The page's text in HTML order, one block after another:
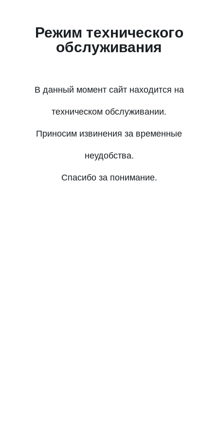
Режим технического
обслуживания
В данный момент сайт находится на
техническом обслуживании.
Приносим извинения за временные
неудобства.
Спасибо за понимание.